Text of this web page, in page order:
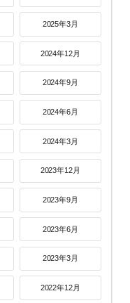
2025年3月
2024年12月
2024年9月
2024年6月
2024年3月
2023年12月
2023年9月
2023年6月
2023年3月
2022年12月